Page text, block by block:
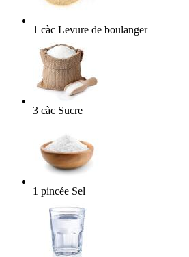
1 càc Levure de boulanger
3 càc Sucre
1 pincée Sel